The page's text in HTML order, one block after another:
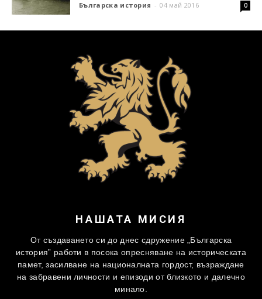
Българска история - 04 май 2016 0
НАШАТА МИСИЯ
От създаването си до днес сдружение „Българска
история” работи в посока опресняване на историческата
памет, засилване на националната гордост, възраждане
на забравени личности и епизоди от близкото и далечно
минало.